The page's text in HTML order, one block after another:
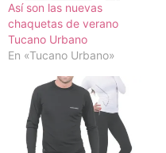
Así son las nuevas
chaquetas de verano
Tucano Urbano
En «Tucano Urbano»